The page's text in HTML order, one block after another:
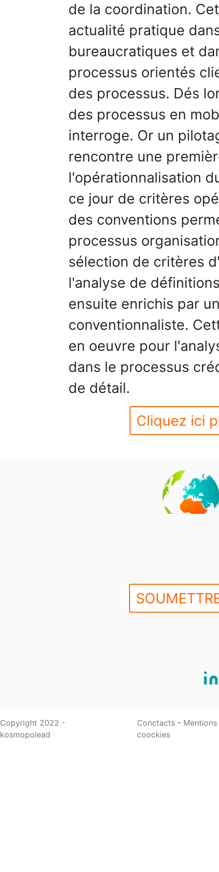
de la coordination.
actualité pratique
bureaucratiques et
processus orientés
des processus. Dés
des processus en
interroge. Or un
rencontre une
l'opérationnalisation
ce jour de critères
des conventions
processus
sélection de critères
l'analyse de
ensuite enrichis par
conventionnaliste.
en oeuvre pour
dans le processus
de détail.
Cliquez ici
Copyright 2022 -
kosmopolead
Conctacts -
coockies